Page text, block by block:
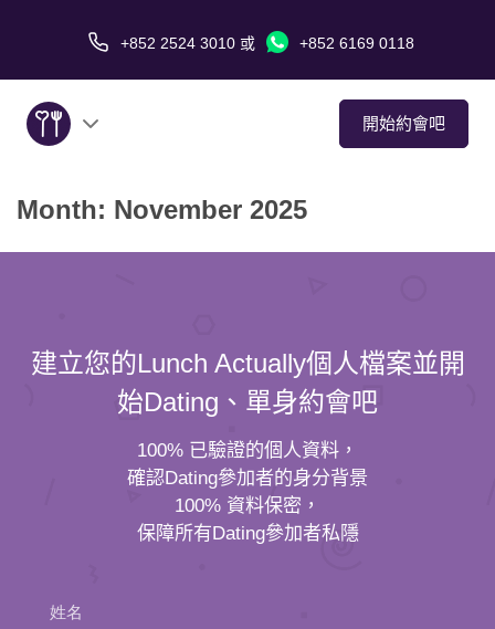
+852 2524 3010 或 +852 6169 0118
開始約會吧
關於我們
傳媒報導
Month: November 2025
建立您的Lunch Actually個人檔案並開
始Dating、單身約會吧
100% 已驗證的個人資料，
確認Dating參加者的身分背景
100% 資料保密，
保障所有Dating參加者私隱
姓名